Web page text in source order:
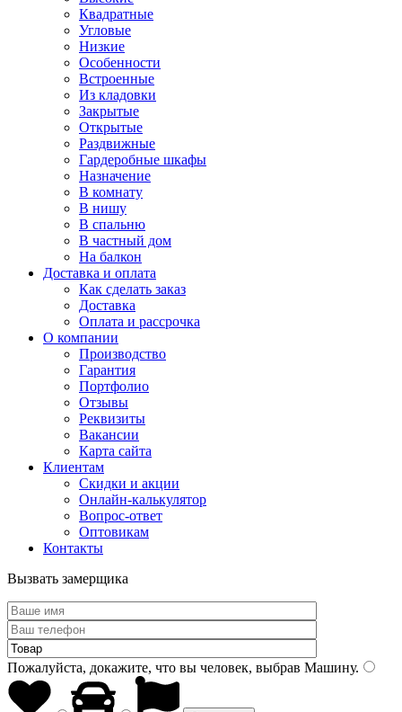
Квадратные
Угловые
Низкие
Особенности
Встроенные
Из кладовки
Закрытые
Открытые
Раздвижные
Гардеробные шкафы
Назначение
В комнату
В нишу
В спальню
В частный дом
На балкон
Доставка и оплата
Как сделать заказ
Доставка
Оплата и рассрочка
О компании
Производство
Гарантия
Портфолио
Отзывы
Реквизиты
Вакансии
Карта сайта
Клиентам
Скидки и акции
Онлайн-калькулятор
Вопрос-ответ
Оптовикам
Контакты
Вызвать замерщика
Пожалуйста, докажите, что вы человек, выбрав Машину.